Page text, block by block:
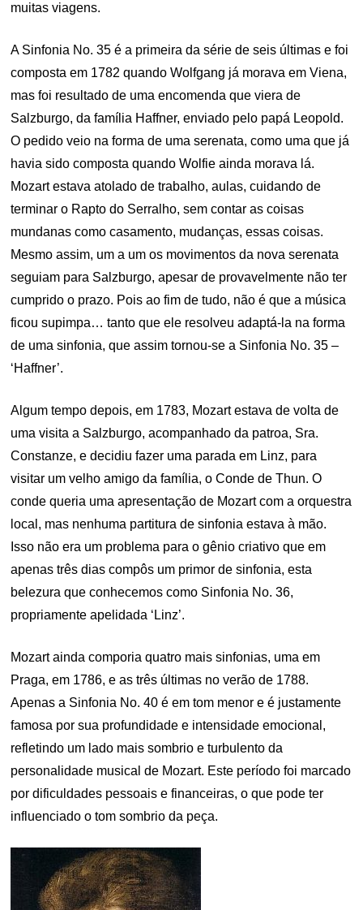
muitas viagens.
A Sinfonia No. 35 é a primeira da série de seis últimas e foi
composta em 1782 quando Wolfgang já morava em Viena,
mas foi resultado de uma encomenda que viera de
Salzburgo, da família Haffner, enviado pelo papá Leopold.
O pedido veio na forma de uma serenata, como uma que já
havia sido composta quando Wolfie ainda morava lá.
Mozart estava atolado de trabalho, aulas, cuidando de
terminar o Rapto do Serralho, sem contar as coisas
mundanas como casamento, mudanças, essas coisas.
Mesmo assim, um a um os movimentos da nova serenata
seguiam para Salzburgo, apesar de provavelmente não ter
cumprido o prazo. Pois ao fim de tudo, não é que a música
ficou supimpa… tanto que ele resolveu adaptá-la na forma
de uma sinfonia, que assim tornou-se a Sinfonia No. 35 –
‘Haffner’.
Algum tempo depois, em 1783, Mozart estava de volta de
uma visita a Salzburgo, acompanhado da patroa, Sra.
Constanze, e decidiu fazer uma parada em Linz, para
visitar um velho amigo da família, o Conde de Thun. O
conde queria uma apresentação de Mozart com a orquestra
local, mas nenhuma partitura de sinfonia estava à mão.
Isso não era um problema para o gênio criativo que em
apenas três dias compôs um primor de sinfonia, esta
belezura que conhecemos como Sinfonia No. 36,
propriamente apelidada ‘Linz’.
Mozart ainda comporia quatro mais sinfonias, uma em
Praga, em 1786, e as três últimas no verão de 1788.
Apenas a Sinfonia No. 40 é em tom menor e é justamente
famosa por sua profundidade e intensidade emocional,
refletindo um lado mais sombrio e turbulento da
personalidade musical de Mozart. Este período foi marcado
por dificuldades pessoais e financeiras, o que pode ter
influenciado o tom sombrio da peça.